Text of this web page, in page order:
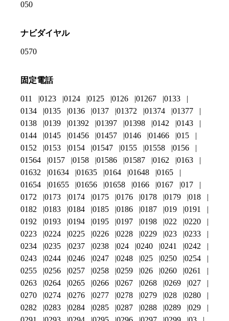
050
ナビダイヤル
0570
固定電話
011 0123 0124 0125 0126 01267
0133
0134
0135 0136 0137 01372 01374
01377
0138
0139 01392 01397 01398 0142
0143
0144
0145 01456 01457 0146 01466
015
0152
0153 0154 01547 0155 01558
0156
01564
0157 0158 01586 01587 0162
0163
01632
01634 01635 0164 01648
0165
01654
01655 01656 01658 0166 0167
017
0172
0173 0174 0175 0176 0178 0179
018
0182
0183 0184 0185 0186 0187 019
0191
0192
0193 0194 0195 0197 0198 022
0220
0223
0224 0225 0226 0228 0229 023
0233
0234
0235 0237 0238 024 0240 0241
0242
0243
0244 0246 0247 0248 025 0250
0254
0255
0256 0257 0258 0259 026 0260
0261
0263
0264 0265 0266 0267 0268 0269
027
0270
0274 0276 0277 0278 0279 028
0280
0282
0283 0284 0285 0287 0288 0289
029